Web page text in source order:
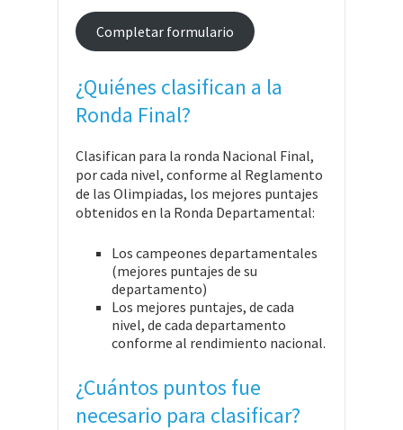
Completar formulario
¿Quiénes clasifican a la
Ronda Final?
Clasifican para la ronda Nacional Final,
por cada nivel, conforme al Reglamento
de las Olimpiadas, los mejores puntajes
obtenidos en la Ronda Departamental:
Los campeones departamentales
(mejores puntajes de su
departamento)
Los mejores puntajes, de cada
nivel, de cada departamento
conforme al rendimiento nacional.
¿Cuántos puntos fue
necesario para clasificar?